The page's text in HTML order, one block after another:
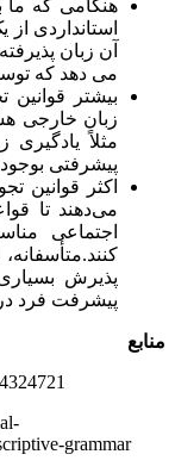
هنگامی که ما
استانداردی
آن زبان
می دهد که
بیشتر
زبان خارجی
مثلاً
پیشرفتی
اکثر قوانین
می‌دهند تا
اجتماعی
پذیرش
پیشرفت فرد
منابع
grammar